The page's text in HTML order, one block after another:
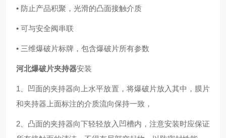
• 防止产品积聚，光滑的凸面接触介质
• 可与安全阀串联
• 三维爆破片标牌，包含爆破片所有参数
河北爆破片夹持器安装
1、凹面的夹持器向上水平放置，将爆破片放入其中，膜片
和夹持器上面标注的介质流向保持一致，
2、凸面的夹持器向下轻轻放入凹槽内，注意安装时应保证